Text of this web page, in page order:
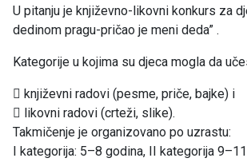
U pitanju je književno-likovni konkurs za
dedinom pragu-pričao je meni deda” .
Kategorije u kojima su djeca mogla da
 književni radovi (pesme, priče, bajke) i
 likovni radovi (crteži, slike).
Takmičenje je organizovano po uzrastu:
I kategorija: 5–8 godina, II kategorija